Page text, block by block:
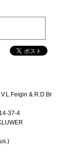
V.L.Feigin & R.D.Br
37-4